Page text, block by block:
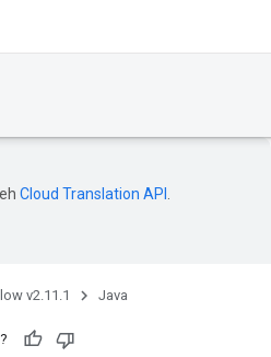
Cloud Translation API
v2.11.1 Java